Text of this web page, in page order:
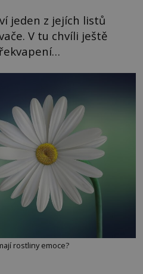
jeden z jejích listů
V tu chvíli ještě
rostliny emoce?